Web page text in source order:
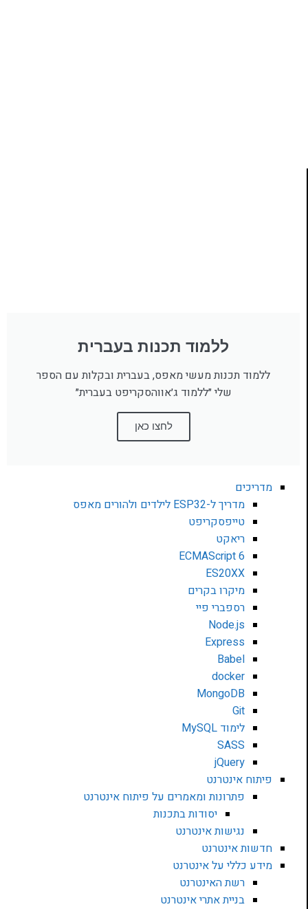
ללמוד תכנות בעברית
ללמוד תכנות מעשי מאפס, בעברית ובקלות עם הספר
שלי ״ללמוד ג׳אווהסקריפט בעברית״
לחצו כאן
מדריכים
מדריך ל-ESP32 לילדים ולהורים מאפס
טייפסקריפט
ריאקט
ECMAScript 6
ES20XX
מיקרו בקרים
רספברי פיי
Node.js
Express
Babel
docker
MongoDB
Git
לימוד MySQL
SASS
jQuery
פיתוח אינטרנט
פתרונות ומאמרים על פיתוח אינטרנט
יסודות בתכנות
נגישות אינטרנט
חדשות אינטרנט
מידע כללי על אינטרנט
רשת האינטרנט
בניית אתרי אינטרנט